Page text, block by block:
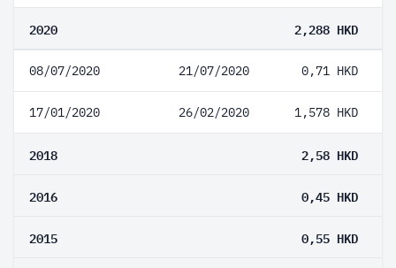
2020 2,288 HKD
08/07/2020 21/07/2020 0,71 HKD
17/01/2020 26/02/2020 1,578 HKD
2018 2,58 HKD
2016 0,45 HKD
2015 0,55 HKD